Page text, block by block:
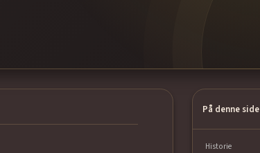
På denne side
Historie